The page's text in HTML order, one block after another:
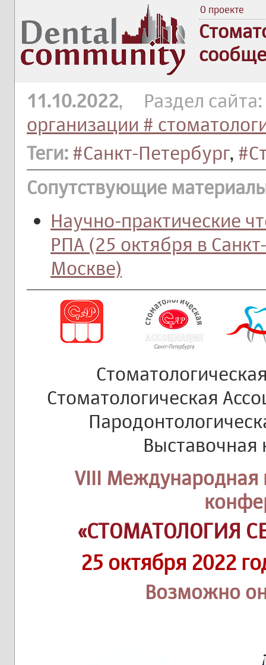
О проекте
11.10.2022, Раздел сайта:
организации #
Теги: #Санкт-Петербург,
Сопутствующие
Научно-практические
РПА (25 октября в
Москве)
Стоматологическая
VIII Международная
«СТОМАТОЛОГИЯ
25 октября 2022
Возможно